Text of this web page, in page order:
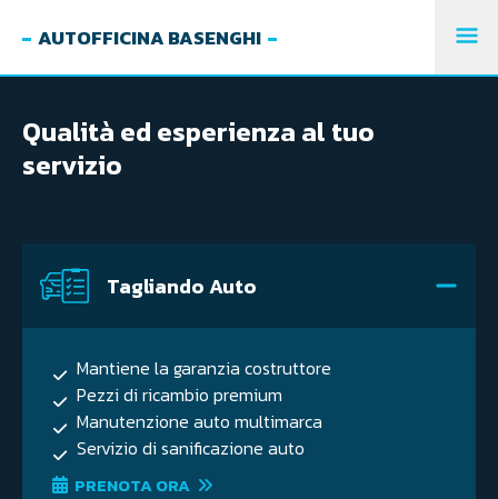
AUTOFFICINA BASENGHI
Qualità ed esperienza al tuo
servizio
Tagliando Auto
Mantiene la garanzia costruttore
Pezzi di ricambio premium
Manutenzione auto multimarca
Servizio di sanificazione auto
PRENOTA ORA